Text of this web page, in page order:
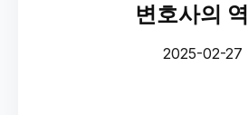
변호사의
2025-02-27